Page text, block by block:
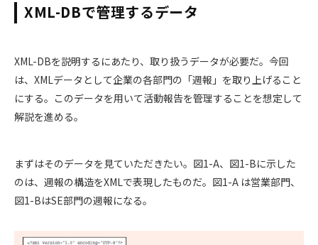
XML-DBで管理するデータ
XML-DBを説明するにあたり、取り扱うデータが必要だ。今回
は、XMLデータとして企業の各部門の「週報」を取り上げること
にする。このデータを用いて活動報告を管理することを想定して
解説を進める。
まずはそのデータを見ていただきたい。図1-A、図1-Bに示した
のは、週報の構造をXMLで表現したものだ。図1-A は営業部門、
図1-BはSE部門の週報になる。